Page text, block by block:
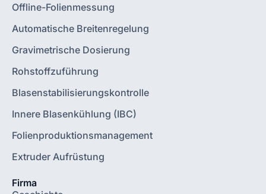
Offline-Folienmessung
Automatische Breitenregelung
Gravimetrische Dosierung
Rohstoffzuführung
Blasenstabilisierungskontrolle
Innere Blasenkühlung (IBC)
Folienproduktionsmanagement
Extruder Aufrüstung
Firma